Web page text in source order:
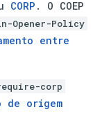
CORP . O COEP
Opener-Policy
entre
corp
de origem